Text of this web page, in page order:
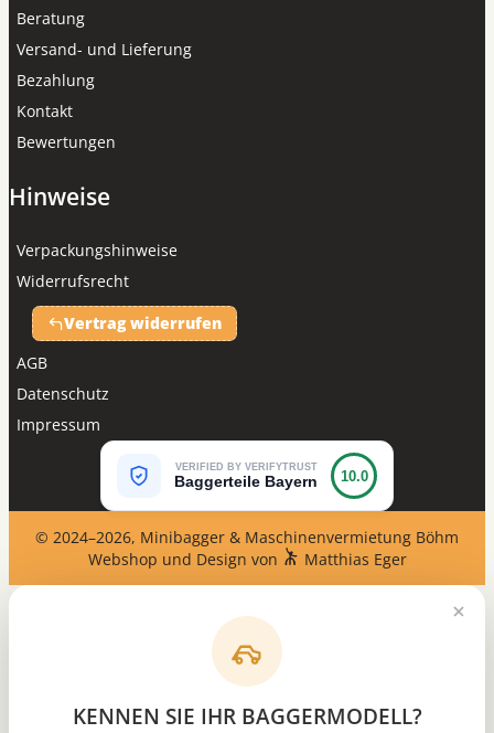
Beratung
Versand- und Lieferung
Bezahlung
Kontakt
Bewertungen
Hinweise
Verpackungshinweise
Widerrufsrecht
Vertrag widerrufen
AGB
Datenschutz
Impressum
VERIFIED BY VERIFYTRUST
Baggerteile Bayern 10.0
© 2024–2026, Minibagger & Maschinenvermietung Böhm
Webshop und Design von
Matthias Eger
KENNEN SIE IHR BAGGERMODELL?